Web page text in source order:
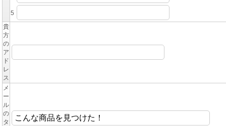
5
貴
方
の
ア
ド
レ
ス
メ
ー
ル
の
タ